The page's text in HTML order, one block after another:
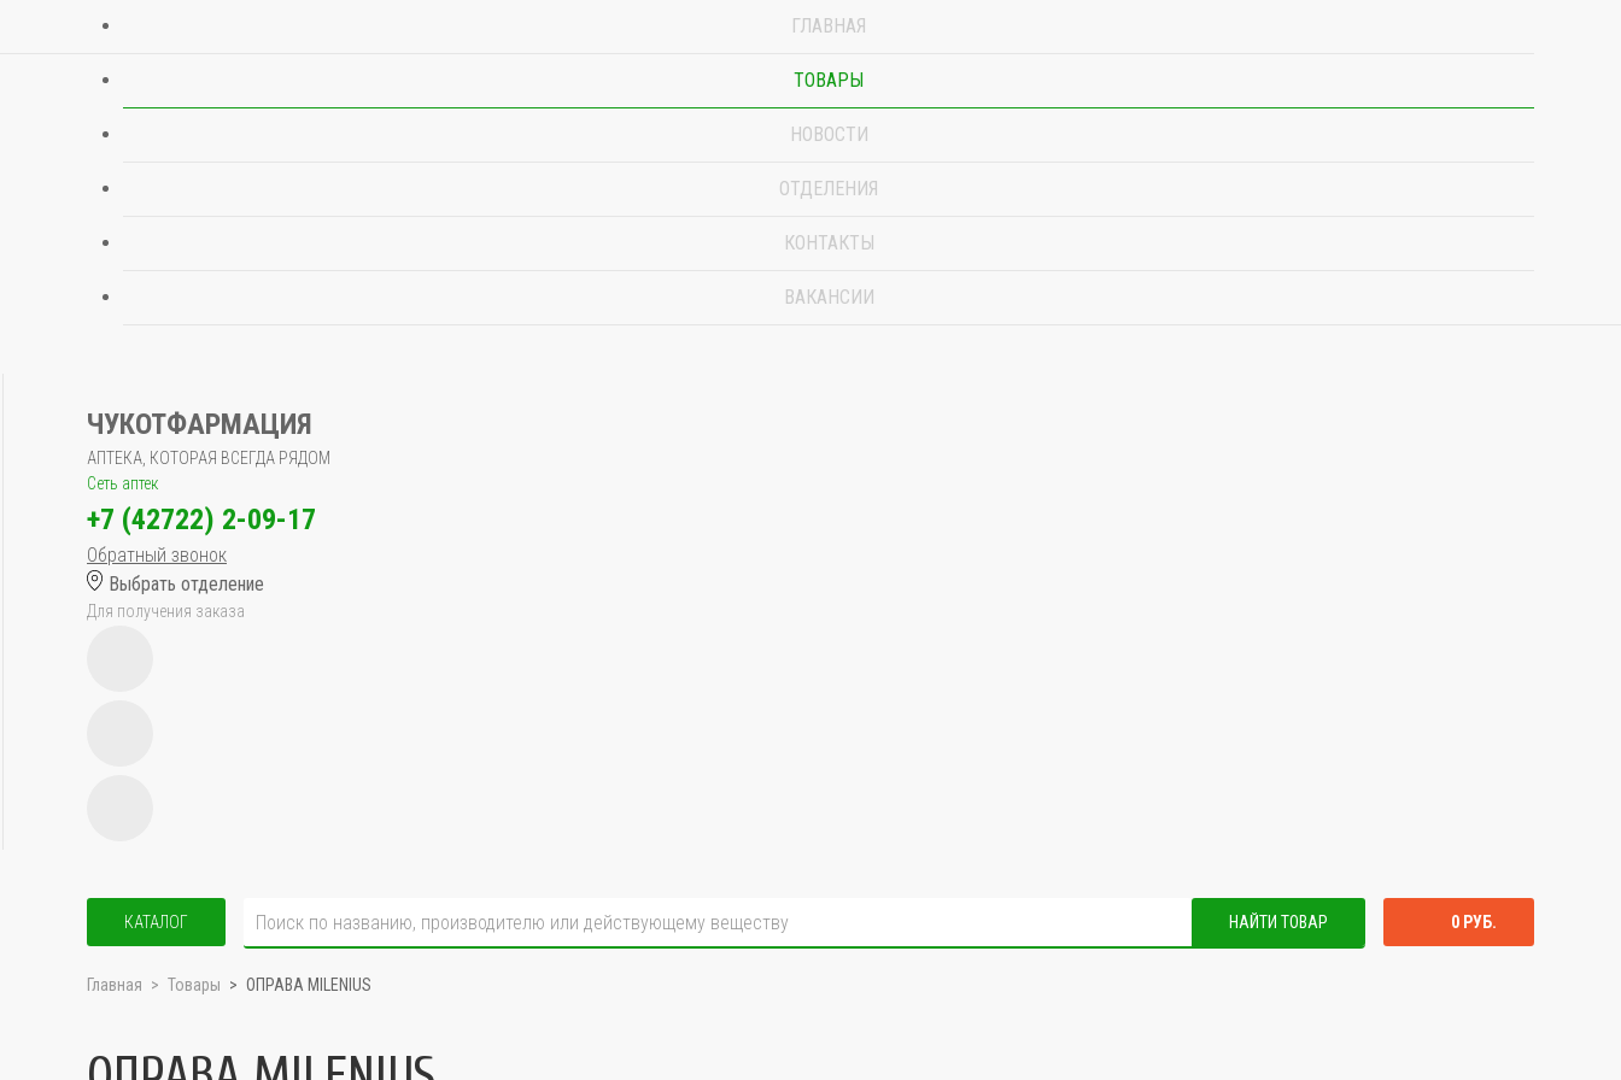
ГЛАВНАЯ
ТОВАРЫ
НОВОСТИ
ОТДЕЛЕНИЯ
КОНТАКТЫ
ВАКАНСИИ
ЧУКОТФАРМАЦИЯ
АПТЕКА, КОТОРАЯ ВСЕГДА РЯДОМ
Сеть аптек
+7 (42722) 2-09-17
Обратный звонок
Выбрать отделение
Для получения заказа
КАТАЛОГ НАЙТИ ТОВАР 0 РУБ.
Главная Товары ОПРАВА MILENIUS